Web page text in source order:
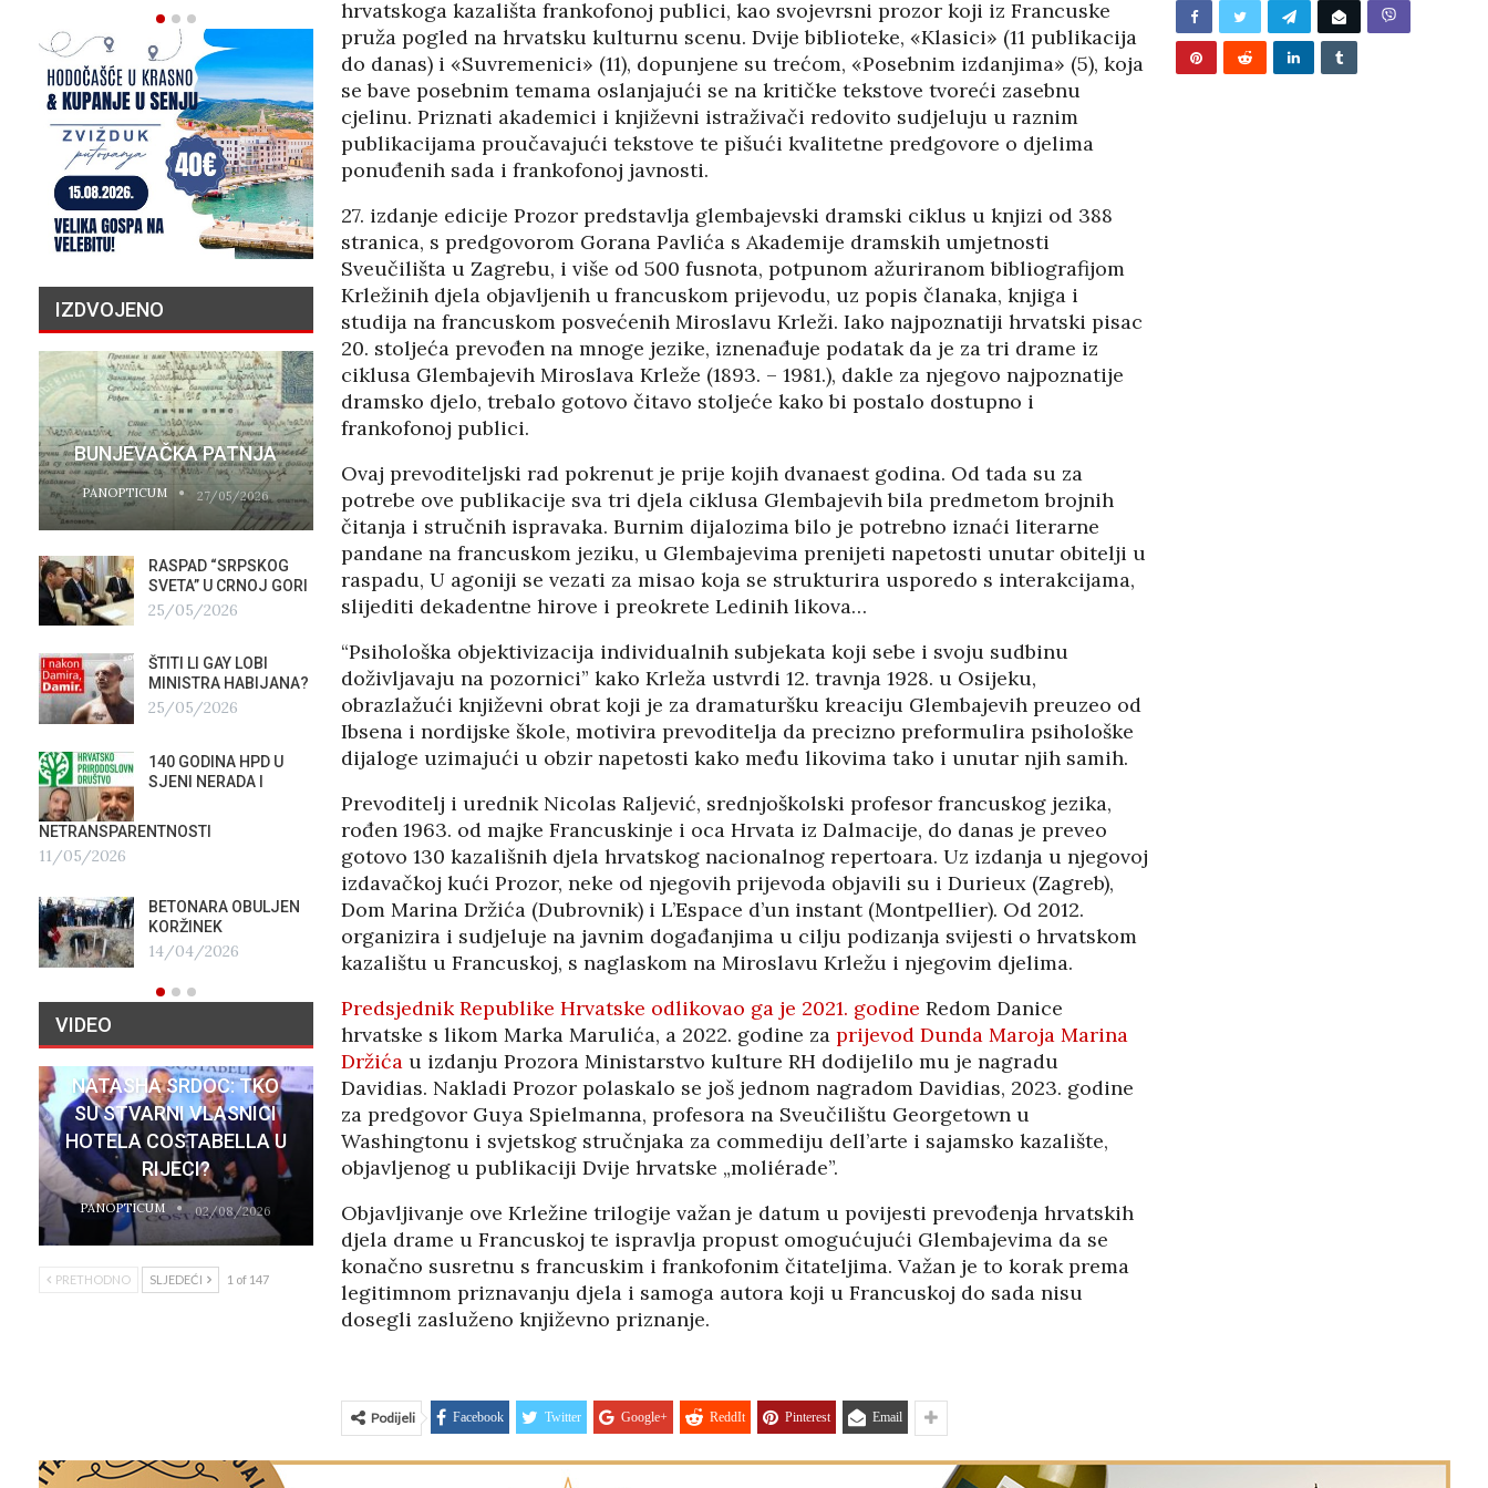
hrvatskoga kazališta frankofonoj publici, kao svojevrsni prozor koji iz Francuske
pruža pogled na hrvatsku kulturnu scenu. Dvije biblioteke, «Klasici» (11 publikacija
do danas) i «Suvremenici» (11), dopunjene su trećom, «Posebnim izdanjima» (5), koja
se bave posebnim temama oslanjajući se na kritičke tekstove tvoreći zasebnu
cjelinu. Priznati akademici i književni istraživači redovito sudjeluju u raznim
publikacijama proučavajući tekstove te pišući kvalitetne predgovore o djelima
ponuđenih sada i frankofonoj javnosti.
27. izdanje edicije Prozor predstavlja glembajevski dramski ciklus u knjizi od 388
stranica, s predgovorom Gorana Pavlića s Akademije dramskih umjetnosti
Sveučilišta u Zagrebu, i više od 500 fusnota, potpunom ažuriranom bibliografijom
Krležinih djela objavljenih u francuskom prijevodu, uz popis članaka, knjiga i
studija na francuskom posvećenih Miroslavu Krleži. Iako najpoznatiji hrvatski pisac
20. stoljeća prevođen na mnoge jezike, iznenađuje podatak da je za tri drame iz
ciklusa Glembajevih Miroslava Krleže (1893. – 1981.), dakle za njegovo najpoznatije
dramsko djelo, trebalo gotovo čitavo stoljeće kako bi postalo dostupno i
frankofonoj publici.
Ovaj prevoditeljski rad pokrenut je prije kojih dvanaest godina. Od tada su za
potrebe ove publikacije sva tri djela ciklusa Glembajevih bila predmetom brojnih
čitanja i stručnih ispravaka. Burnim dijalozima bilo je potrebno iznaći literarne
pandane na francuskom jeziku, u Glembajevima prenijeti napetosti unutar obitelji u
raspadu, U agoniji se vezati za misao koja se strukturira usporedo s interakcijama,
slijediti dekadentne hirove i preokrete Ledinih likova…
“Psihološka objektivizacija individualnih subjekata koji sebe i svoju sudbinu
doživljavaju na pozornici” kako Krleža ustvrdi 12. travnja 1928. u Osijeku,
obrazlažući književni obrat koji je za dramaturšku kreaciju Glembajevih preuzeo od
Ibsena i nordijske škole, motivira prevoditelja da precizno preformulira psihološke
dijaloge uzimajući u obzir napetosti kako među likovima tako i unutar njih samih.
Prevoditelj i urednik Nicolas Raljević, srednjoškolski profesor francuskog jezika,
rođen 1963. od majke Francuskinje i oca Hrvata iz Dalmacije, do danas je preveo
gotovo 130 kazališnih djela hrvatskog nacionalnog repertoara. Uz izdanja u njegovoj
izdavačkoj kući Prozor, neke od njegovih prijevoda objavili su i Durieux (Zagreb),
Dom Marina Držića (Dubrovnik) i L’Espace d’un instant (Montpellier). Od 2012.
organizira i sudjeluje na javnim događanjima u cilju podizanja svijesti o hrvatskom
kazalištu u Francuskoj, s naglaskom na Miroslavu Krležu i njegovim djelima.
Predsjednik Republike Hrvatske odlikovao ga je 2021. godine Redom Danice
hrvatske s likom Marka Marulića, a 2022. godine za prijevod Dunda Maroja Marina
Držićau izdanju Prozora Ministarstvo kulture RH dodijelilo mu je nagradu
Davidias. Nakladi Prozor polaskalo se još jednom nagradom Davidias, 2023. godine
za predgovor Guya Spielmanna, profesora na Sveučilištu Georgetown u
Washingtonu i svjetskog stručnjaka za commediju dell’arte i sajamsko kazalište,
objavljenog u publikaciji Dvije hrvatske „moliérade”.
Objavljivanje ove Krležine trilogije važan je datum u povijesti prevođenja hrvatskih
djela drame u Francuskoj te ispravlja propust omogućujući Glembajevima da se
konačno susretnu s francuskim i frankofonim čitateljima. Važan je to korak prema
legitimnom priznavanju djela i samoga autora koji u Francuskoj do sada nisu
dosegli zasluženo književno priznanje.
Podijeli Facebook Twitter Google+ ReddIt Pinterest Email
IZDVOJENO
BUNJEVAČKA PATNJA
PANOPTICUM 27/05/2026
RASPAD “SRPSKOG
SVETA” U CRNOJ GORI
25/05/2026
ŠTITI LI GAY LOBI
MINISTRA HABIJANA?
25/05/2026
140 GODINA HPD U
SJENI NERADA I
NETRANSPARENTNOSTI
11/05/2026
BETONARA OBULJEN
KORŽINEK
14/04/2026
PRIČA O NESTALIM
PANOPTICUM 03/04/2026
GALERIJA FORUM ILI
AGITPROP GALERIJA
04/03/2026
NEZNANJE FIZIKE U
SLUŽBI POLITIKE
16/02/2026
ČIJE SU OGROMNE
ITALIJI?
12/02/2026
TUĐMANOVA
OSTAVŠTINA: NAKON
AIRBUSA STIGLI
RAFALI
17/01/2026
HRVATI U VOJVODINI
PANOPTICUM 12/01/2026
AKADEMSKE VEZE:
ULOGA KINE U
HRVATSKOJ
KORIJENI HRVATSKOG
NACIONALIZMA
29/12/2025
FESTIVALA ISTINE
22/12/2025
POKLONICI BRANKA
MAMULE U MARŠU
PROTIV HR
08/12/2025
PANOPTICUM 27/05/2026
RASPAD “SRPSKOG
SVETA” U CRNOJ GORI
ŠTITI LI GAY LOBI
25/05/2026
140 GODINA HPD U
NETRANSPARENTNOSTI
11/05/2026
BETONARA OBULJEN
KORŽINEK
VIDEO
NATASHA SRDOC: TKO
SU STVARNI VLASNICI
HOTELA COSTABELLA U
RIJECI?
PANOPTICUM 02/08/2026
PRETHODNO SLJEDEĆI 1 of 147